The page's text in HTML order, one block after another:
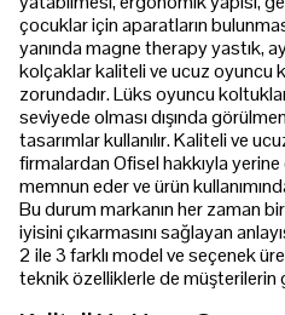
çocuklar için aparatların
yanında magne therapy yastık,
kolçaklar kaliteli ve ucuz oyuncu
zorundadır. Lüks oyuncu
seviyede olması dışında
tasarımlar kullanılır. Kaliteli ve
firmalardan Ofisel hakkıyla
memnun eder ve ürün
Bu durum markanın her zaman
iyisini çıkarmasını sağlayan
2 ile 3 farklı model ve seçenek
teknik özelliklerle de müşterilerin